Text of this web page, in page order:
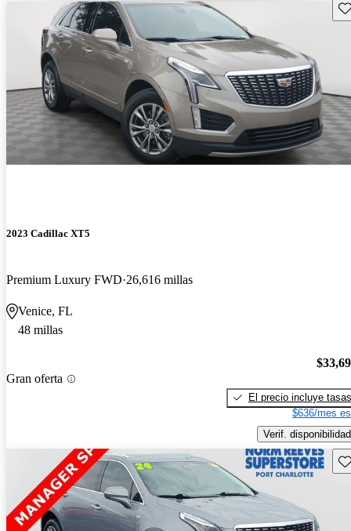
2023 Cadillac XT5
Premium Luxury FWD 26,616 millas
Venice, FL
48 millas
Gran oferta
El precio incluye tasas
$636/mes
Verif. disponibilidad